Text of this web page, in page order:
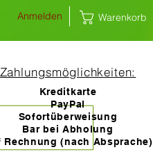
Anmelden Warenkorb
Zahlungsmöglichkeiten:
Kreditkarte
PayPal
Sofortüberweisung
Bar bei Abholung
Rechnung (nach Absprache)